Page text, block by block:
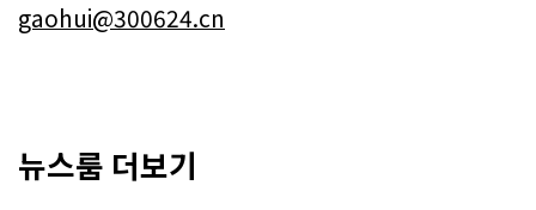
gaohui@300624.cn
뉴스룸 더보기